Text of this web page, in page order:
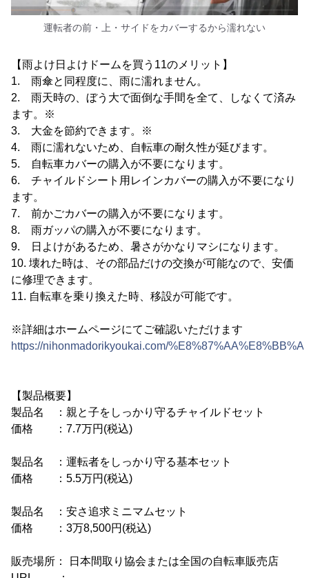
運転者の前・上・サイドをカバーするから濡れない
【雨よけ日よけドームを買う11のメリット】
1. 雨傘と同程度に、雨に濡れません。
2. 雨天時の、ぼう大で面倒な手間を全て、しなくて済み
ます。※
3. 大金を節約できます。※
4. 雨に濡れないため、自転車の耐久性が延びます。
5. 自転車カバーの購入が不要になります。
6. チャイルドシート用レインカバーの購入が不要になり
ます。
7. 前かごカバーの購入が不要になります。
8. 雨ガッパの購入が不要になります。
9. 日よけがあるため、暑さがかなりマシになります。
10. 壊れた時は、その部品だけの交換が可能なので、安価
に修理できます。
11. 自転車を乗り換えた時、移設が可能です。
※詳細はホームページにてご確認いただけます
https://nihonmadorikyoukai.com/
【製品概要】
製品名 ：親と子をしっかり守るチャイルドセット
価格 ：7.7万円(税込)
製品名 ：運転者をしっかり守る基本セット
価格 ：5.5万円(税込)
製品名 ：安さ追求ミニマムセット
価格 ：3万8,500円(税込)
販売場所： 日本間取り協会または全国の自転車販売店